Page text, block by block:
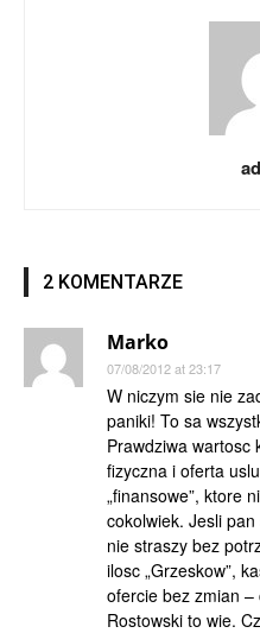
2 KOMENTARZE
Marko
07/08/2012 at 23:17
W niczym sie nie
paniki! To sa
Prawdziwa wartosc
fizyczna i oferta
„finansowe”, ktore
cokolwiek. Jesli
nie straszy bez
ilosc „Grzeskow”,
ofercie bez zmian
Rostowski to wie.